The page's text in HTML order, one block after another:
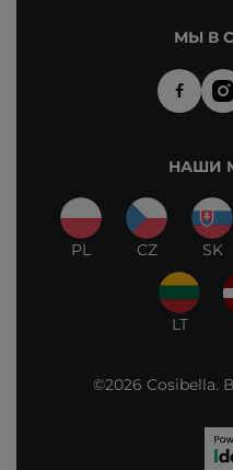
МЫ В
НАШИ
PL CZ SK
LT
©2026 Cosibella.